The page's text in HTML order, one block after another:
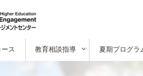
ス 教育相談指導 夏期プログラ